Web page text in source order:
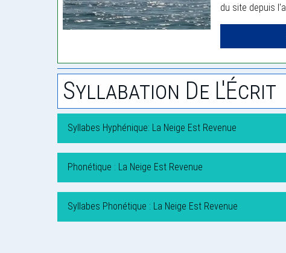
du site depuis
Syllabation De L'Écrit
Syllabes Hyphénique: La Neige Est Revenue
Phonétique : La Neige Est Revenue
Syllabes Phonétique : La Neige Est Revenue